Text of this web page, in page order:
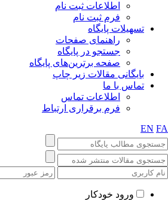
اطلاعات ثبت نام
فرم ثبت نام
تسهیلات پایگاه
راهنمای صفحات
جستجو در پایگاه
صفحه برترین‌های پایگاه
بایگانی مقالات زیر چاپ
تماس با ما
اطلاعات تماس
فرم برقراری ارتباط
EN FA
ورود خودکار